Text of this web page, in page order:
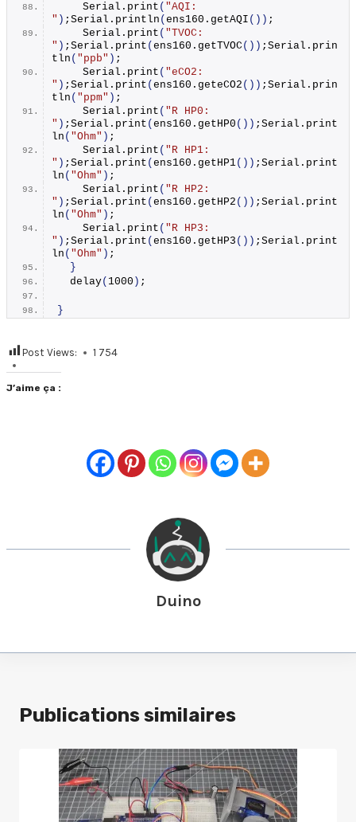
    Serial.
print ( "AQI:
" ) ;Serial. println ( ens160. getAQI ()) ;
    Serial.
print ( "TVOC:
" ) ;Serial. print ( ens160. getTVOC ()) ;Serial. prin
tln ( "ppb" ) ;
    Serial.
print ( "eCO2:
" ) ;Serial. print ( ens160. geteCO2 ()) ;Serial. prin
tln ( "ppm" ) ;
    Serial.
print ( "R HP0:
" ) ;Serial. print ( ens160. getHP0 ()) ;Serial. print
ln ( "Ohm" ) ;
    Serial.
print ( "R HP1:
" ) ;Serial. print ( ens160. getHP1()) ;Serial. print
ln ( "Ohm" ) ;
    Serial.
print ( "R HP2:
" ) ;Serial. print ( ens160. getHP2 ()) ;Serial. print
ln ( "Ohm" ) ;
    Serial.
print ( "R HP3:
" ) ;Serial. print ( ens160. getHP3 ()) ;Serial. print
ln ( "Ohm" ) ;
}
delay( 1000 ) ;
}
Post Views: 1 754
J’aime ça :
Duino
Publications similaires